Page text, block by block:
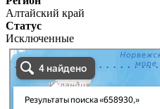
Алтайский край
Статус
Исключенные